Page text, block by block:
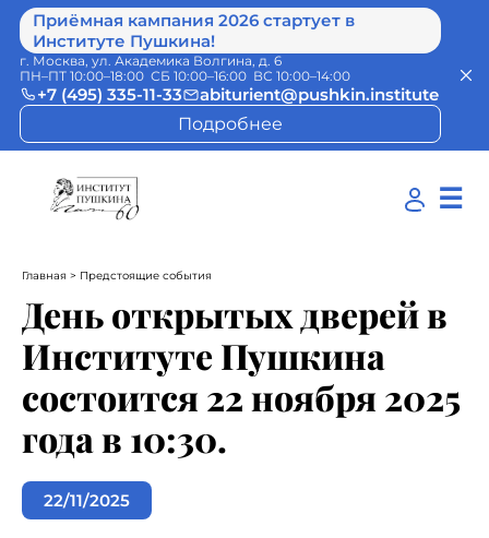
Приёмная кампания 2026 стартует в
Институте Пушкина!
г. Москва, ул. Академика Волгина, д. 6
ПН–ПТ 10:00–18:00 СБ 10:00–16:00 ВС 10:00–14:00
+7 (495) 335-11-33
abiturient@pushkin.institute
Подробнее
☰
Главная > Предстоящие события
День открытых дверей в
Институте Пушкина
состоится 22 ноября 2025
года в 10:30.
22/11/2025